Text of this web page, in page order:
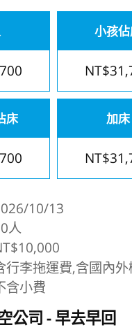
小孩
床 加床
10/13
人
行李拖運費,含國內
含小費
公司
早去早回